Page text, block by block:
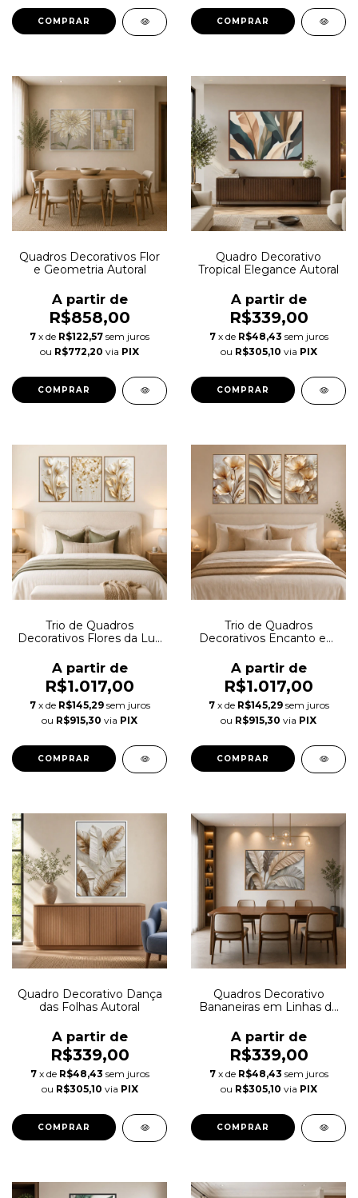
COMPRAR COMPRAR
Quadros Decorativos Flor
e Geometria Autoral
A partir de
R$858,00
7 x de R$122,57 sem juros
ou R$772,20 via PIX
COMPRAR
Quadro Decorativo
Tropical Elegance Autoral
A partir de
R$339,00
7 x de R$48,43 sem juros
ou R$305,10 via PIX
COMPRAR
Trio de Quadros
Decorativos Flores da Luz
A partir de
R$1.017,00
7 x de R$145,29 sem juros
ou R$915,30 via PIX
COMPRAR
Trio de Quadros
Decorativos Encanto em
A partir de
R$1.017,00
7 x de R$145,29 sem juros
ou R$915,30 via PIX
COMPRAR
Quadro Decorativo Dança
das Folhas Autoral
A partir de
R$339,00
7 x de R$48,43 sem juros
ou R$305,10 via PIX
COMPRAR
Quadros Decorativo
Bananeiras em Linhas de
A partir de
R$339,00
7 x de R$48,43 sem juros
ou R$305,10 via PIX
COMPRAR